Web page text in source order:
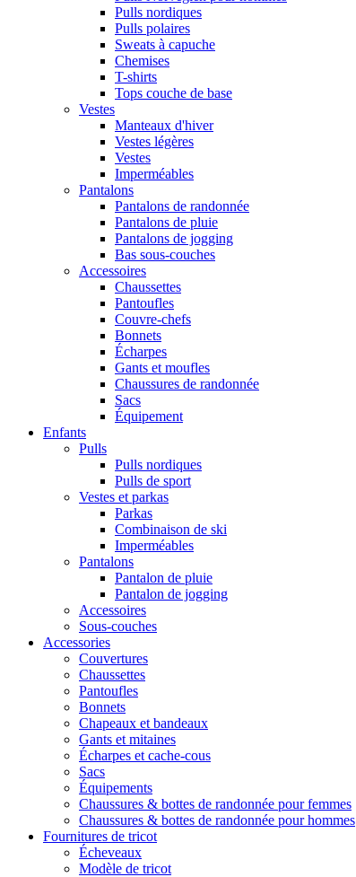
Pulls nordiques
Pulls polaires
Sweats à capuche
Chemises
T-shirts
Tops couche de base
Vestes
Manteaux d'hiver
Vestes légères
Vestes
Imperméables
Pantalons
Pantalons de randonnée
Pantalons de pluie
Pantalons de jogging
Bas sous-couches
Accessoires
Chaussettes
Pantoufles
Couvre-chefs
Bonnets
Écharpes
Gants et moufles
Chaussures de randonnée
Sacs
Équipement
Enfants
Pulls
Pulls nordiques
Pulls de sport
Vestes et parkas
Parkas
Combinaison de ski
Imperméables
Pantalons
Pantalon de pluie
Pantalon de jogging
Accessoires
Sous-couches
Accessories
Couvertures
Chaussettes
Pantoufles
Bonnets
Chapeaux et bandeaux
Gants et mitaines
Écharpes et cache-cous
Sacs
Équipements
Chaussures & bottes de randonnée pour femmes
Chaussures & bottes de randonnée pour hommes
Fournitures de tricot
Écheveaux
Modèle de tricot